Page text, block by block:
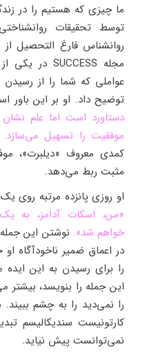
ما چیزی که هستیم را در
توسط تحقیقات
روانشناس فارغ التحصیل
عواملی که شما را از رسیدن
توضیح داد. او بر این باور
دستاورد است اما علم
موفقیت را تسهیل می‌سازد.
کمدی معروف «دیلبرت»،
مثبت ربط می‌دهد.
او روزی پانزده مرتبه روی
«من، اسکات آدامز، به
خواهم شد».
در اعماق ضمیر ناخودآگاه
را برای رسیدن به این
این جمله را بنویسد،
را نمی‌دید را به چشم
کارتونیست سندیکالیسم
نمی‌توانست پیش نیاید.